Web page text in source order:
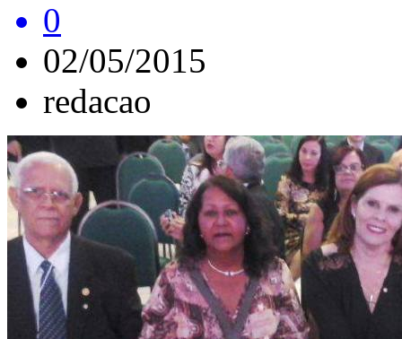
0
02/05/2015
redacao